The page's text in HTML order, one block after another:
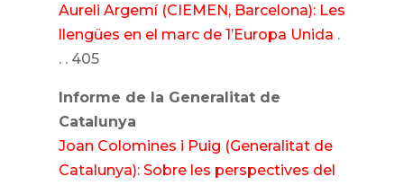
Aureli Argemí (CIEMEN, Barcelona): Les
llengües en el marc de 1’Europa Unida .
. . 405
Informe de la Generalitat de
Catalunya
Joan Colomines i Puig (Generalitat de
Catalunya): Sobre les perspectives del